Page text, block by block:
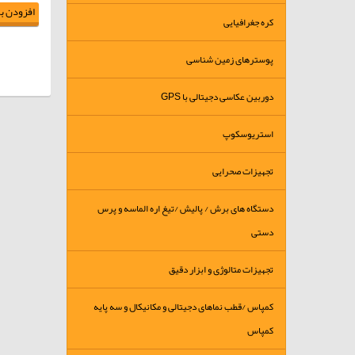
کره جغرافیایی
پوسترهای زمین شناسی
دوربین عکاسی دجیتالی با GPS
استریوسکوپ
تجهیزات صحرایی
دستگاه های برش / پالیش /تیغ اره الماسه و پرس
دستی
تجهیزات متالوژی و ابزار دقیق
کمپاس /قطب نماهای دجیتالی و مکانیکال و سه پایه
کمپاس
افزودن